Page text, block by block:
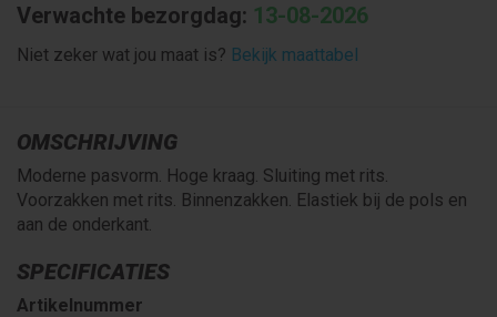
Verwachte bezorgdag: 13-08-2026
Niet zeker wat jou maat is? Bekijk maattabel
OMSCHRIJVING
Moderne pasvorm. Hoge kraag. Sluiting met rits.
Voorzakken met rits. Binnenzakken. Elastiek bij de pols en
aan de onderkant.
SPECIFICATIES
Artikelnummer